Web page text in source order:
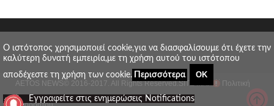
AETOS NEWS © 2016-2017. All Rights Reserved.SITE MAP Πολιτική
O ιστότοπος χρησιμοποιεί cookie,για να διασφαλίσουμε ότι έχετε την
καλύτερη δυνατή εμπειρία,με τη χρήση αυτού του ιστότοπου
αποδέχεστε τη χρήση των cookie.
Περισσότερα ΟΚ
_ Εγγραφείτε στις ενημερώσεις Notifications